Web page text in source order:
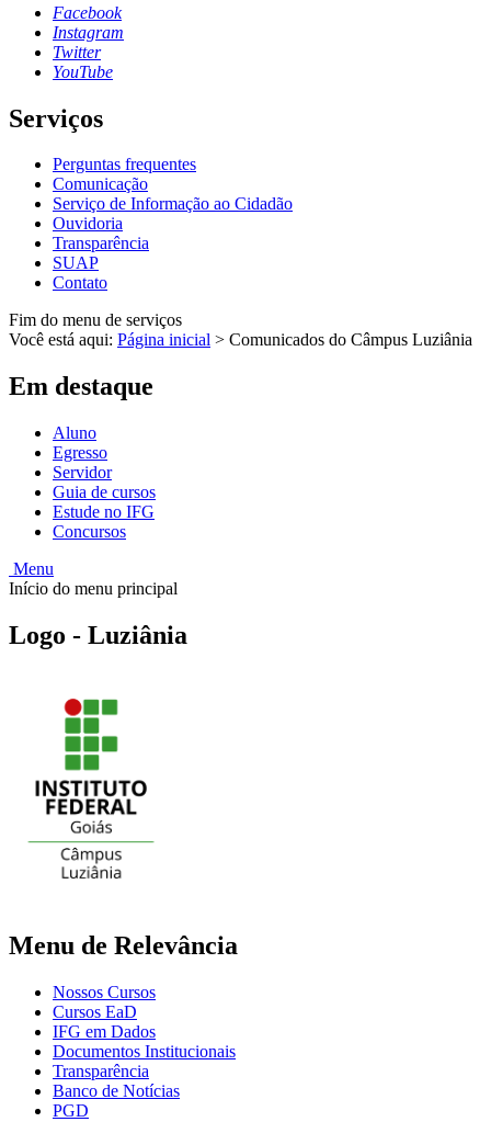
Facebook
Instagram
Twitter
YouTube
Serviços
Perguntas frequentes
Comunicação
Serviço de Informação ao Cidadão
Ouvidoria
Transparência
SUAP
Contato
Fim do menu de serviços
Você está aqui: Página inicial > Comunicados do Câmpus Luziânia
Em destaque
Aluno
Egresso
Servidor
Guia de cursos
Estude no IFG
Concursos
Menu
Início do menu principal
Logo - Luziânia
Menu de Relevância
Nossos Cursos
Cursos EaD
IFG em Dados
Documentos Institucionais
Transparência
Banco de Notícias
PGD